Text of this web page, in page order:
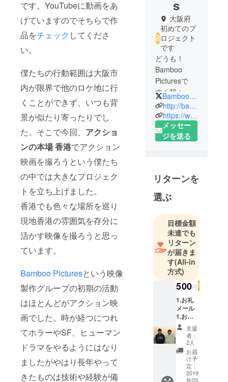
です。YouTubeに動画をあ
げていますのでそちらで作
品をチェック してくださ
い。
僕たちの行動範囲は大阪市
内が限界で他のロケ地に行
くことができず、いつも背
景が似たり寄ったりでし
た。そこで今回、 アクショ
ンの本場 香港でアクション
映画を撮ろうという僕たち
の中では大きなプロジェク
トを立ち上げました。
香港でも色々な場所を巡り
現地香港の雰囲気を存分に
活かす映像を撮ろうと思っ
ています。
Bamboo Picturesという映像
製作グループの初期の活動
はほとんどがアクション映
画でした。時が経つにつれ
てホラーやSF、ヒューマン
ドラマをやるようにはなり
ましたがやはり長年やって
きたものは技術や経験が備
s
大阪府
初めてのプ
ロジェクト
です
どうも！
Bamboo
Picturesで
す！我々は
映画をメイ
ンに映像製
作を行って
いるグルー
ていますの
でそちらで
作品を
チェックし
てくださ
い。
Bamboo_pictures
http://bamboo-pictures.com
https://www.youtube.com/c/BambooPictures
メッセー
ジを送る
リターンを
選ぶ
目標金額
未達でも
リターン
が届きま
す(All-in
方式)
500円
1.お礼
メール
1.お礼
のメッ
セージ
をメー
ルでお
送りし
ます。
竹田と
支援
者：
2人
お届
け予
定：
2019
年03